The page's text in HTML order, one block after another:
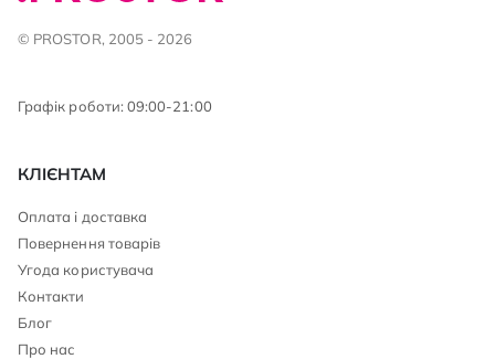
© PROSTOR, 2005 - 2026
Графік роботи: 09:00-21:00
КЛІЄНТАМ
Оплата і доставка
Повернення товарів
Угода користувача
Контакти
Блог
Про нас